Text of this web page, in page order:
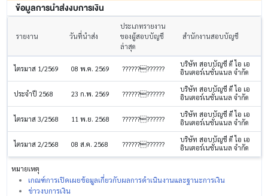
ข้อมูลการนำส่งงบการเงิน
รายงาน วันที่นำส่ง
ประเภทรายงาน
ของผู้สอบบัญชี
ล่าสุด
สำนักงานสอบบัญชี
ไตรมาส 1/2569 08 พ.ค. 2569 ????????????
บริษัท สอบบัญชี ดี ไอ เอ
อินเตอร์เนชั่นแนล จำกัด
ประจำปี 2568 23 ก.พ. 2569 ????????????
บริษัท สอบบัญชี ดี ไอ เอ
อินเตอร์เนชั่นแนล จำกัด
ไตรมาส 3/2568 11 พ.ย. 2568 ????????????
บริษัท สอบบัญชี ดี ไอ เอ
อินเตอร์เนชั่นแนล จำกัด
ไตรมาส 2/2568 08 ส.ค. 2568 ????????????
บริษัท สอบบัญชี ดี ไอ เอ
อินเตอร์เนชั่นแนล จำกัด
หมายเหตุ
เกณฑ์การเปิดเผยข้อมูลเกี่ยวกับผลการดำเนินงานและฐานะการเงิน
ข่าวงบการเงิน